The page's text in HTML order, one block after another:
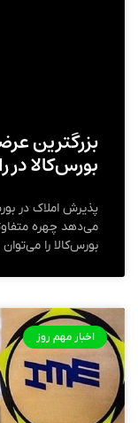
بزرگترین
بورس‌کالا در
پذیرش املاک در
می‌دهد چهره
بورس‌کالا را
اخبار مهم روز